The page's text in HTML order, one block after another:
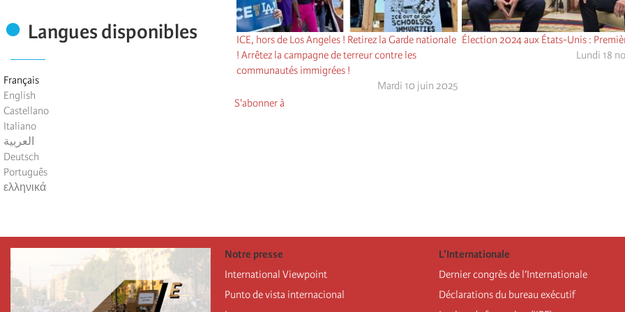
Langues disponibles
Français
English
Castellano
Italiano
العربية
Deutsch
Português
ελληνικά
ICE, hors de Los Angeles ! Retirez la Garde nationale
! Arrêtez la campagne de terreur contre les
communautés immigrées !
Mardi 10 juin 2025
Élection 2024 aux États-Unis :
Lundi 18
S'abonner à
Notre presse
International Viewpoint
Punto de vista internacional
L’Internationale
Dernier congrès de l’Internationale
Déclarations du bureau exécutif